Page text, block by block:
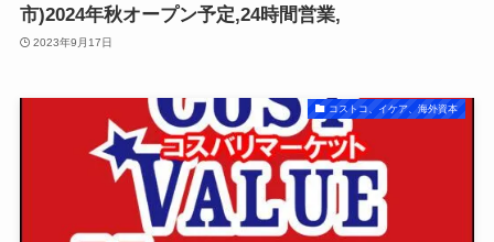
市)2024年秋オープン予定,24時間営業,
2023年9月17日
コストコ、イケア、海外資本